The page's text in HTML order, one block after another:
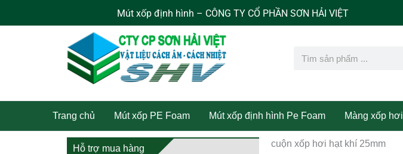
Mút xốp định hình – CÔNG TY CỔ PHẦN SƠN HẢI VIỆT
Search
Trang chủ Mút xốp PE Foam Mút xốp định hình Pe Foam Màng xốp hơi
Hỗ trợ mua hàng cuộn xốp hơi hạt khí 25mm